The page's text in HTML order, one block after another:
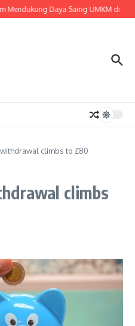
Mendukung Daya Saing UMKM di
climbs to £80
climbs